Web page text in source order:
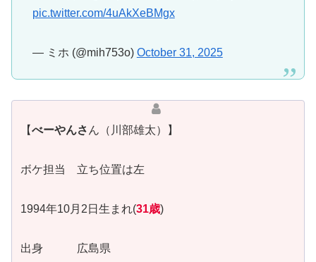
pic.twitter.com/4uAkXeBMgx
— ミホ (@mih753o) October 31, 2025
【べーやんさ ん（川部雄太）】
ボケ担当 立ち位置は左
1994年10月2日生まれ(31歳)
出身 広島県